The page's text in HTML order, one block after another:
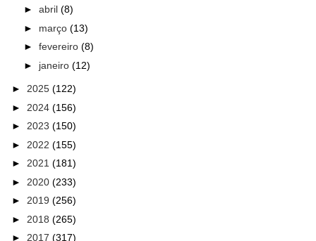
► abril (8)
► março (13)
► fevereiro (8)
► janeiro (12)
► 2025 (122)
► 2024 (156)
► 2023 (150)
► 2022 (155)
► 2021 (181)
► 2020 (233)
► 2019 (256)
► 2018 (265)
► 2017 (317)